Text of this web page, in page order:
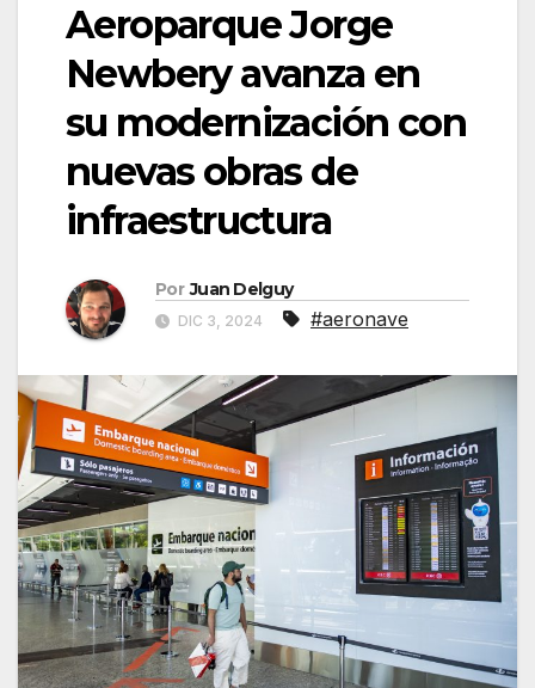
Aeroparque Jorge
Newbery avanza en
su modernización con
nuevas obras de
infraestructura
Por Juan Delguy
DIC 3, 2024 #aeronave